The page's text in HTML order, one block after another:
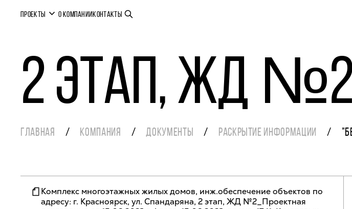
ПРОЕКТЫ О КОМПАНИИКОНТАКТЫ
2 этап, ЖД
ГЛАВНАЯ КОМПАНИЯ ДОКУМЕНТЫ РАСКРЫТИЕ ИНФОРМАЦИИ
Комплекс многоэтажных жилых домов, инж.обеспечение объектов по
адресу: г. Красноярск, ул. Спандаряна, 2 этап, ЖД №2_Проектная